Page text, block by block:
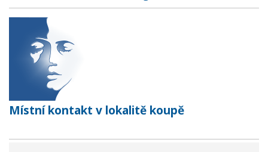
Místní kontakt v lokalitě koupě